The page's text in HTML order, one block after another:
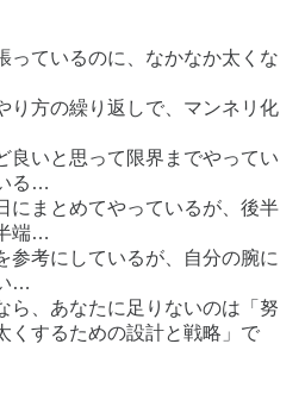
っているのに、なかなか太くな
り方の繰り返しで、マンネリ化
良いと思って限界までやってい
る…
にまとめてやっているが、後半
端…
参考にしているが、自分の腕に
…
ら、あなたに足りないのは「努
くするための設計と戦略」で